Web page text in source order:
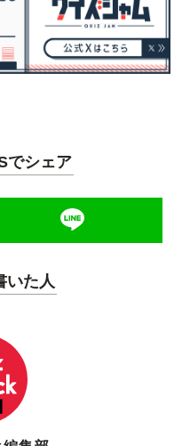
でシェア
いた人